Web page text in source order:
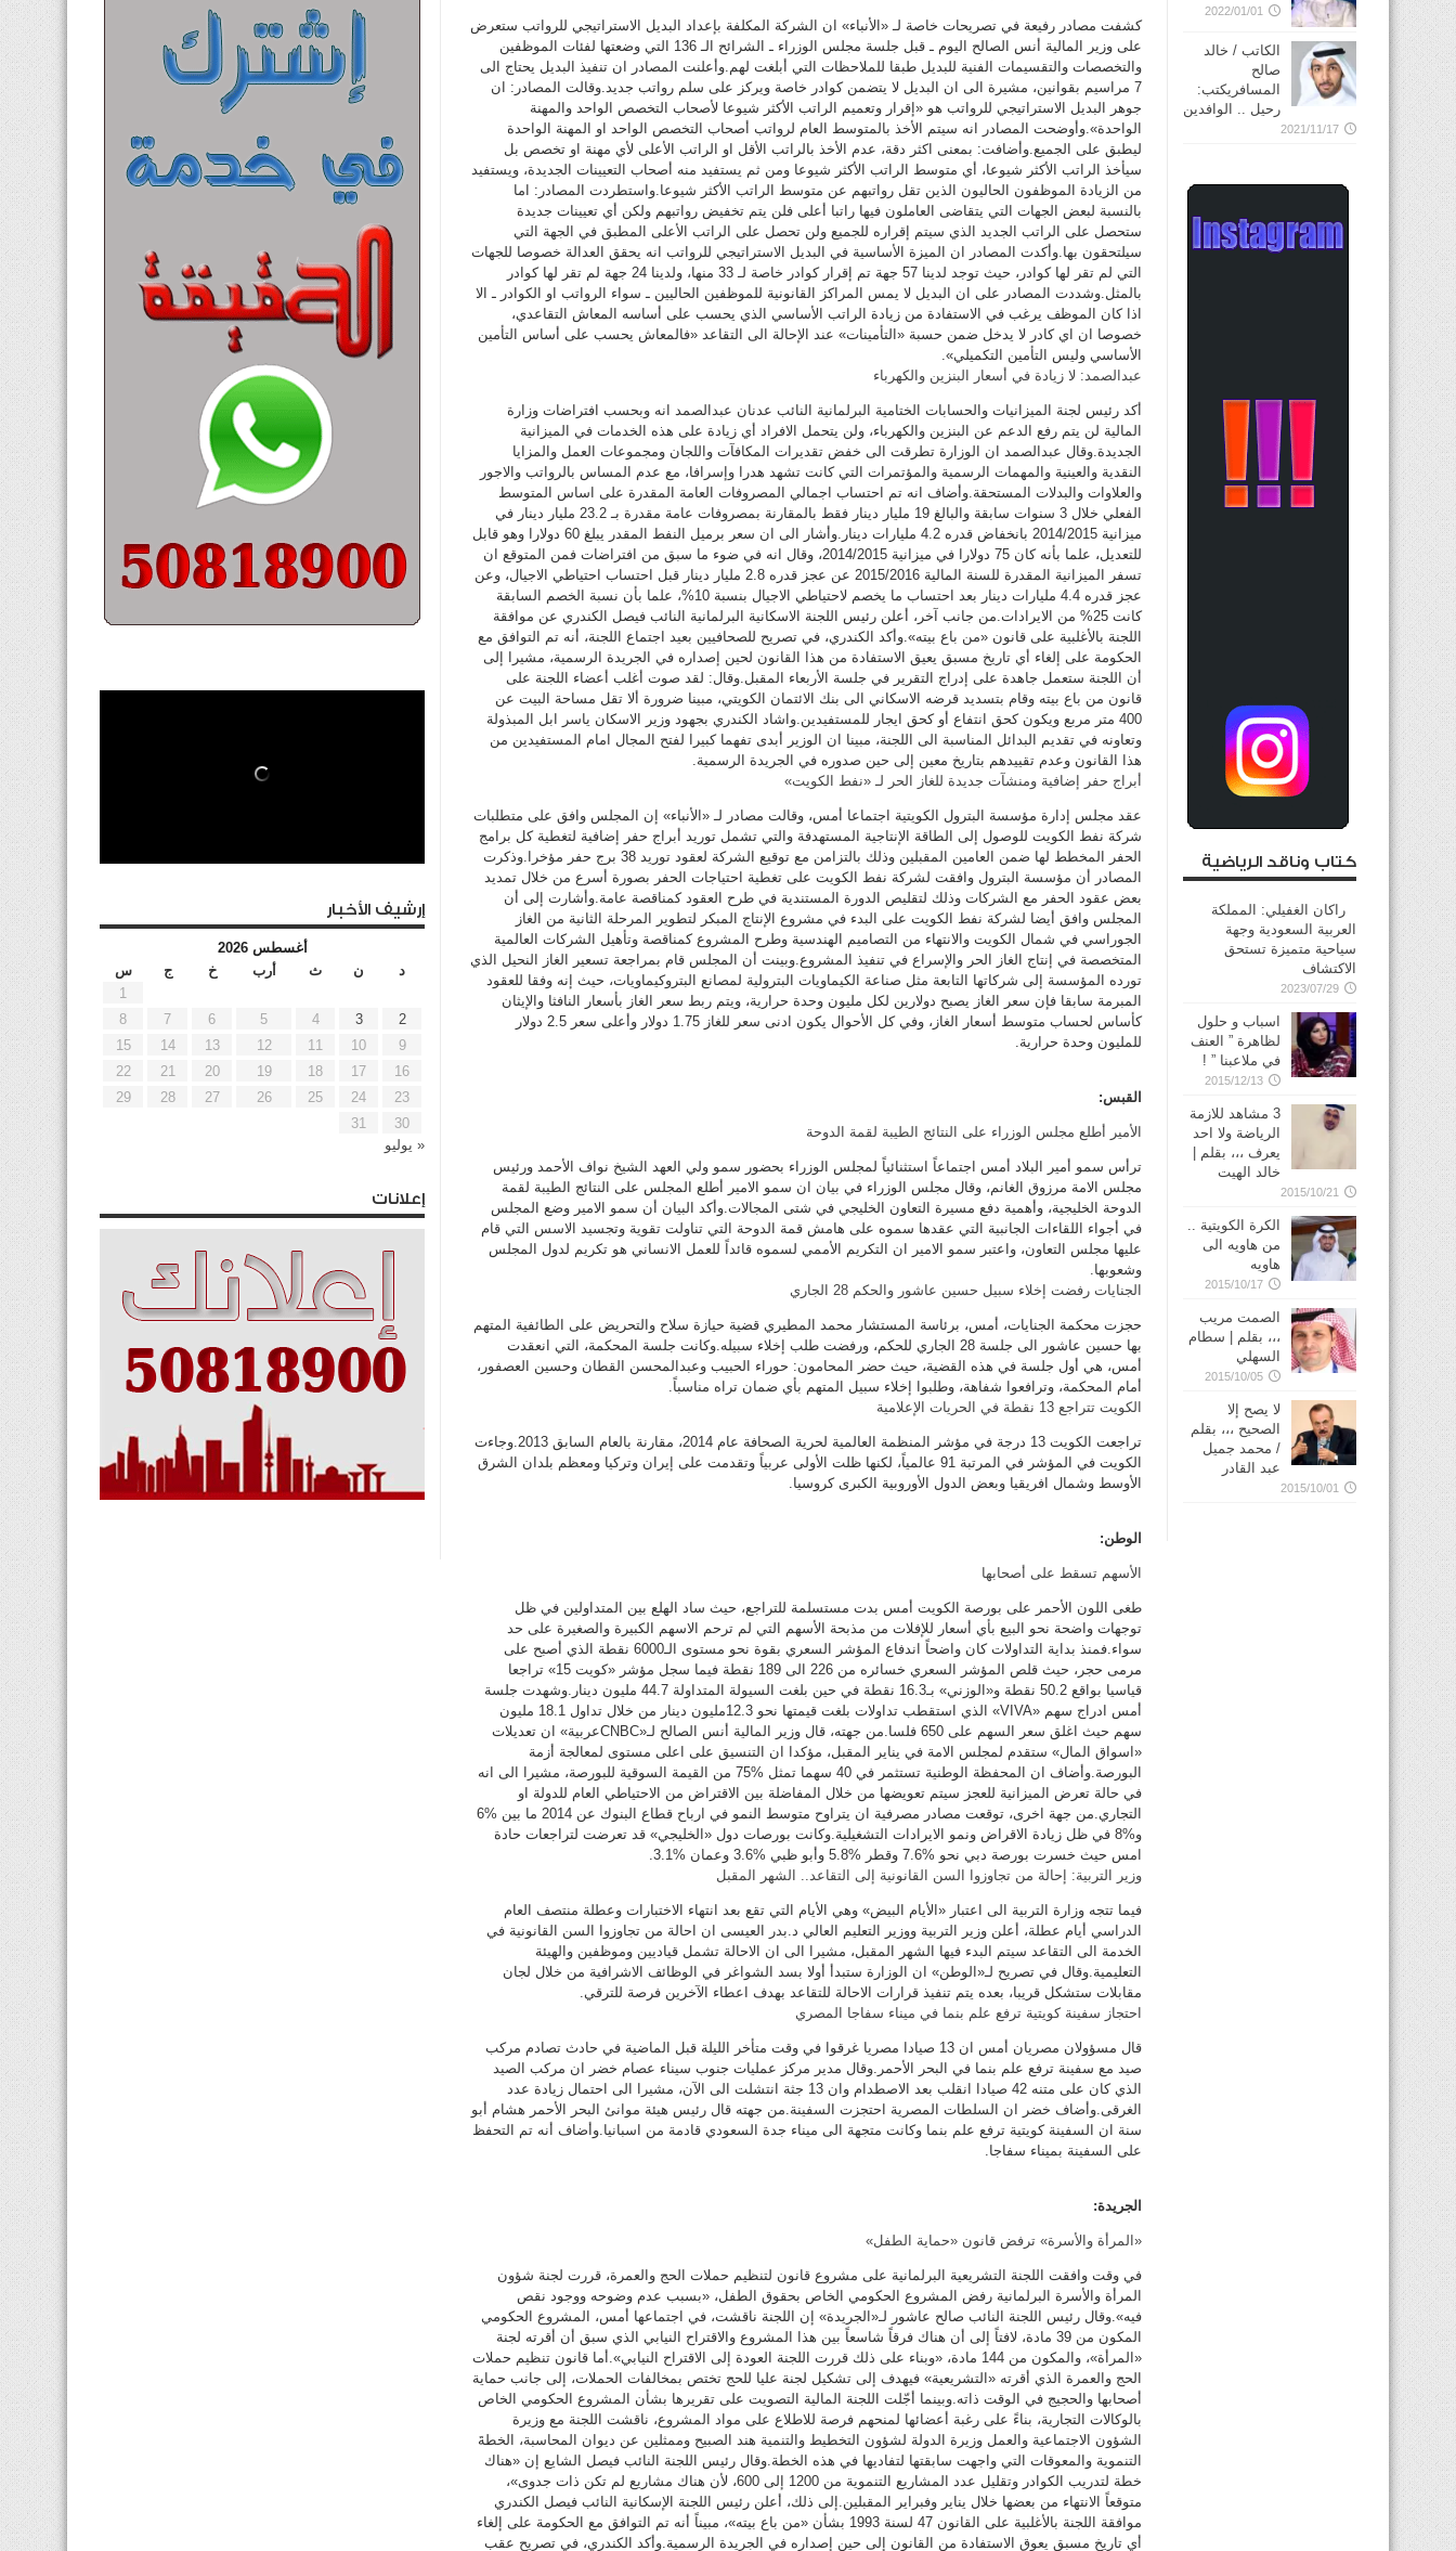
كشفت مصادر رفيعة في تصريحات خاصة لـ «الأنباء» ان الشركة المكلفة بإعداد البديل الاستراتيجي للرواتب ستعرض
على وزير المالية أنس الصالح اليوم ـ قبل جلسة مجلس الوزراء ـ الشرائح الـ 136 التي وضعتها لفئات الموظفين
والتخصصات والتقسيمات الفنية للبديل طبقا للملاحظات التي أبلغت لهم.وأعلنت المصادر ان تنفيذ البديل يحتاج الى
7 مراسيم بقوانين، مشيرة الى ان البديل لا يتضمن كوادر خاصة ويركز على سلم رواتب جديد.وقالت المصادر: ان
جوهر البديل الاستراتيجي للرواتب هو «إقرار وتعميم الراتب الأكثر شيوعا لأصحاب التخصص الواحد والمهنة
الواحدة».وأوضحت المصادر انه سيتم الأخذ بالمتوسط العام لرواتب أصحاب التخصص الواحد او المهنة الواحدة
ليطبق على الجميع.وأضافت: بمعنى اكثر دقة، عدم الأخذ بالراتب الأقل او الراتب الأعلى لأي مهنة او تخصص بل
سيأخذ الراتب الأكثر شيوعا، أي متوسط الراتب الأكثر شيوعا ومن ثم يستفيد منه أصحاب التعيينات الجديدة، ويستفيد
من الزيادة الموظفون الحاليون الذين تقل رواتبهم عن متوسط الراتب الأكثر شيوعا.واستطردت المصادر: اما
بالنسبة لبعض الجهات التي يتقاضى العاملون فيها راتبا أعلى فلن يتم تخفيض رواتبهم ولكن أي تعيينات جديدة
ستحصل على الراتب الجديد الذي سيتم إقراره للجميع ولن تحصل على الراتب الأعلى المطبق في الجهة التي
سيلتحقون بها.وأكدت المصادر ان الميزة الأساسية في البديل الاستراتيجي للرواتب انه يحقق العدالة خصوصا للجهات
التي لم تقر لها كوادر، حيث توجد لدينا 57 جهة تم إقرار كوادر خاصة لـ 33 منها، ولدينا 24 جهة لم تقر لها كوادر
بالمثل.وشددت المصادر على ان البديل لا يمس المراكز القانونية للموظفين الحاليين ـ سواء الرواتب او الكوادر ـ الا
اذا كان الموظف يرغب في الاستفادة من زيادة الراتب الأساسي الذي يحسب على أساسه المعاش التقاعدي،
خصوصا ان اي كادر لا يدخل ضمن حسبة «التأمينات» عند الإحالة الى التقاعد «فالمعاش يحسب على أساس التأمين
الأساسي وليس التأمين التكميلي».
عبدالصمد: لا زيادة في أسعار البنزين والكهرباء
أكد رئيس لجنة الميزانيات والحسابات الختامية البرلمانية النائب عدنان عبدالصمد انه وبحسب افتراضات وزارة
المالية لن يتم رفع الدعم عن البنزين والكهرباء، ولن يتحمل الافراد أي زيادة على هذه الخدمات في الميزانية
الجديدة.وقال عبدالصمد ان الوزارة تطرقت الى خفض تقديرات المكافآت واللجان ومجموعات العمل والمزايا
النقدية والعينية والمهمات الرسمية والمؤتمرات التي كانت تشهد هدرا وإسرافا، مع عدم المساس بالرواتب والاجور
والعلاوات والبدلات المستحقة.وأضاف انه تم احتساب اجمالي المصروفات العامة المقدرة على اساس المتوسط
الفعلي خلال 3 سنوات سابقة والبالغ 19 مليار دينار فقط بالمقارنة بمصروفات عامة مقدرة بـ 23.2 مليار دينار في
ميزانية 2014/2015 بانخفاض قدره 4.2 مليارات دينار.وأشار الى ان سعر برميل النفط المقدر يبلغ 60 دولارا وهو قابل
للتعديل، علما بأنه كان 75 دولارا في ميزانية 2014/2015، وقال انه في ضوء ما سبق من افتراضات فمن المتوقع ان
تسفر الميزانية المقدرة للسنة المالية 2015/2016 عن عجز قدره 2.8 مليار دينار قبل احتساب احتياطي الاجيال، وعن
عجز قدره 4.4 مليارات دينار بعد احتساب ما يخصم لاحتياطي الاجيال بنسبة 10%، علما بأن نسبة الخصم السابقة
كانت 25% من الايرادات.من جانب آخر، أعلن رئيس اللجنة الاسكانية البرلمانية النائب فيصل الكندري عن موافقة
اللجنة بالأغلبية على قانون «من باع بيته».وأكد الكندري، في تصريح للصحافيين بعيد اجتماع اللجنة، أنه تم التوافق مع
الحكومة على إلغاء أي تاريخ مسبق يعيق الاستفادة من هذا القانون لحين إصداره في الجريدة الرسمية، مشيرا إلى
أن اللجنة ستعمل جاهدة على إدراج التقرير في جلسة الأربعاء المقبل.وقال: لقد صوت أغلب أعضاء اللجنة على
قانون من باع بيته وقام بتسديد قرضه الاسكاني الى بنك الائتمان الكويتي، مبينا ضرورة ألا تقل مساحة البيت عن
400 متر مربع ويكون كحق انتفاع أو كحق ايجار للمستفيدين.واشاد الكندري بجهود وزير الاسكان ياسر ابل المبذولة
وتعاونه في تقديم البدائل المناسبة الى اللجنة، مبينا ان الوزير أبدى تفهما كبيرا لفتح المجال امام المستفيدين من
هذا القانون وعدم تقييدهم بتاريخ معين إلى حين صدوره في الجريدة الرسمية.
أبراج حفر إضافية ومنشآت جديدة للغاز الحر لـ «نفط الكويت»
عقد مجلس إدارة مؤسسة البترول الكويتية اجتماعا أمس، وقالت مصادر لـ «الأنباء» إن المجلس وافق على متطلبات
شركة نفط الكويت للوصول إلى الطاقة الإنتاجية المستهدفة والتي تشمل توريد أبراج حفر إضافية لتغطية كل برامج
الحفر المخطط لها ضمن العامين المقبلين وذلك بالتزامن مع توقيع الشركة لعقود توريد 38 برج حفر مؤخرا.وذكرت
المصادر أن مؤسسة البترول وافقت لشركة نفط الكويت على تغطية احتياجات الحفر بصورة أسرع من خلال تمديد
بعض عقود الحفر مع الشركات وذلك لتقليص الدورة المستندية في طرح العقود كمناقصة عامة.وأشارت إلى أن
المجلس وافق أيضا لشركة نفط الكويت على البدء في مشروع الإنتاج المبكر لتطوير المرحلة الثانية من الغاز
الجوراسي في شمال الكويت والانتهاء من التصاميم الهندسية وطرح المشروع كمناقصة وتأهيل الشركات العالمية
المتخصصة في إنتاج الغاز الحر والإسراع في تنفيذ المشروع.وبينت أن المجلس قام بمراجعة تسعير الغاز النحيل الذي
تورده المؤسسة إلى شركاتها التابعة مثل صناعة الكيماويات البترولية لمصانع البتروكيماويات، حيث إنه وفقا للعقود
المبرمة سابقا فإن سعر الغاز يصبح دولارين لكل مليون وحدة حرارية، ويتم ربط سعر الغاز بأسعار النافثا والإيثان
كأساس لحساب متوسط أسعار الغاز، وفي كل الأحوال يكون ادنى سعر للغاز 1.75 دولار وأعلى سعر 2.5 دولار
للمليون وحدة حرارية.
القبس:
الأمير أطلع مجلس الوزراء على النتائج الطيبة لقمة الدوحة
ترأس سمو أمير البلاد أمس اجتماعاً استثنائياً لمجلس الوزراء بحضور سمو ولي العهد الشيخ نواف الأحمد ورئيس
مجلس الامة مرزوق الغانم، وقال مجلس الوزراء في بيان ان سمو الامير أطلع المجلس على النتائج الطيبة لقمة
الدوحة الخليجية، وأهمية دفع مسيرة التعاون الخليجي في شتى المجالات.وأكد البيان أن سمو الامير وضع المجلس
في أجواء اللقاءات الجانبية التي عقدها سموه على هامش قمة الدوحة التي تناولت تقوية وتجسيد الاسس التي قام
عليها مجلس التعاون، واعتبر سمو الامير ان التكريم الأممي لسموه قائداً للعمل الانساني هو تكريم لدول المجلس
وشعوبها.
الجنايات رفضت إخلاء سبيل حسين عاشور والحكم 28 الجاري
حجزت محكمة الجنايات، أمس، برئاسة المستشار محمد المطيري قضية حيازة سلاح والتحريض على الطائفية المتهم
بها حسين عاشور الى جلسة 28 الجاري للحكم، ورفضت طلب إخلاء سبيله.وكانت جلسة المحكمة، التي انعقدت
أمس، هي أول جلسة في هذه القضية، حيث حضر المحامون: حوراء الحبيب وعبدالمحسن القطان وحسين العصفور،
أمام المحكمة، وترافعوا شفاهة، وطلبوا إخلاء سبيل المتهم بأي ضمان تراه مناسباً.
الكويت تتراجع 13 نقطة في الحريات الإعلامية
تراجعت الكويت 13 درجة في مؤشر المنظمة العالمية لحرية الصحافة عام 2014، مقارنة بالعام السابق 2013.وجاءت
الكويت في المؤشر في المرتبة 91 عالمياً، لكنها ظلت الأولى عربياً وتقدمت على إيران وتركيا ومعظم بلدان الشرق
الأوسط وشمال افريقيا وبعض الدول الأوروبية الكبرى كروسيا.
الوطن:
الأسهم تسقط على أصحابها
طغى اللون الأحمر على بورصة الكويت أمس بدت مستسلمة للتراجع، حيث ساد الهلع بين المتداولين في ظل
توجهات واضحة نحو البيع بأي أسعار للإفلات من مذبحة الأسهم التي لم ترحم الاسهم الكبيرة والصغيرة على حد
سواء.فمنذ بداية التداولات كان واضحاً اندفاع المؤشر السعري بقوة نحو مستوى الـ6000 نقطة الذي أصبح على
مرمى حجر، حيث قلص المؤشر السعري خسائره من 226 الى 189 نقطة فيما سجل مؤشر «كويت 15» تراجعا
قياسيا بواقع 50.2 نقطة و«الوزني» بـ16.3 نقطة في حين بلغت السيولة المتداولة 44.7 مليون دينار.وشهدت جلسة
أمس ادراج سهم «VIVA» الذي استقطب تداولات بلغت قيمتها نحو 12.3مليون دينار من خلال تداول 18.1 مليون
سهم حيث اغلق سعر السهم على 650 فلسا.من جهته، قال وزير المالية أنس الصالح لـ«CNBCعربية» ان تعديلات
«اسواق المال» ستقدم لمجلس الامة في يناير المقبل، مؤكدا ان التنسيق على اعلى مستوى لمعالجة أزمة
البورصة.وأضاف ان المحفظة الوطنية تستثمر في 40 سهما تمثل %75 من القيمة السوقية للبورصة، مشيرا الى انه
في حالة تعرض الميزانية للعجز سيتم تعويضها من خلال المفاضلة بين الاقتراض من الاحتياطي العام للدولة او
التجاري.من جهة اخرى، توقعت مصادر مصرفية ان يتراوح متوسط النمو في ارباح قطاع البنوك عن 2014 ما بين %6
و%8 في ظل زيادة الاقراض ونمو الايرادات التشغيلية.وكانت بورصات دول «الخليجي» قد تعرضت لتراجعات حادة
امس حيث خسرت بورصة دبي نحو %7.6 وقطر %5.8 وأبو ظبي %3.6 وعمان %3.1.
وزير التربية: إحالة من تجاوزوا السن القانونية إلى التقاعد.. الشهر المقبل
فيما تتجه وزارة التربية الى اعتبار «الأيام البيض» وهي الأيام التي تقع بعد انتهاء الاختبارات وعطلة منتصف العام
الدراسي أيام عطلة، أعلن وزير التربية ووزير التعليم العالي د.بدر العيسى ان احالة من تجاوزوا السن القانونية في
الخدمة الى التقاعد سيتم البدء فيها الشهر المقبل، مشيرا الى ان الاحالة تشمل قياديين وموظفين والهيئة
التعليمية.وقال في تصريح لـ«الوطن» ان الوزارة ستبدأ أولا بسد الشواغر في الوظائف الاشرافية من خلال لجان
مقابلات ستشكل قريبا، بعده يتم تنفيذ قرارات الاحالة للتقاعد بهدف اعطاء الآخرين فرصة للترقي.
احتجاز سفينة كويتية ترفع علم بنما في ميناء سفاجا المصري
قال مسؤولان مصريان أمس ان 13 صيادا مصريا غرقوا في وقت متأخر الليلة قبل الماضية في حادث تصادم مركب
صيد مع سفينة ترفع علم بنما في البحر الأحمر.وقال مدير مركز عمليات جنوب سيناء عصام خضر ان مركب الصيد
الذي كان على متنه 42 صيادا انقلب بعد الاصطدام وان 13 جثة انتشلت الى الآن، مشيرا الى احتمال زيادة عدد
الغرقى.وأضاف خضر ان السلطات المصرية احتجزت السفينة.من جهته قال رئيس هيئة موانئ البحر الأحمر هشام أبو
سنة ان السفينة كويتية ترفع علم بنما وكانت متجهة الى ميناء جدة السعودي قادمة من اسبانيا.وأضاف أنه تم التحفظ
على السفينة بميناء سفاجا.
الجريدة:
«المرأة والأسرة» ترفض قانون «حماية الطفل»
في وقت وافقت اللجنة التشريعية البرلمانية على مشروع قانون لتنظيم حملات الحج والعمرة، قررت لجنة شؤون
المرأة والأسرة البرلمانية رفض المشروع الحكومي الخاص بحقوق الطفل، «بسبب عدم وضوحه ووجود نقص
فيه».وقال رئيس اللجنة النائب صالح عاشور لـ«الجريدة» إن اللجنة ناقشت، في اجتماعها أمس، المشروع الحكومي
المكون من 39 مادة، لافتاً إلى أن هناك فرقاً شاسعاً بين هذا المشروع والاقتراح النيابي الذي سبق أن أقرته لجنة
«المرأة»، والمكون من 144 مادة، «وبناء على ذلك قررت اللجنة العودة إلى الاقتراح النيابي».أما قانون تنظيم حملات
الحج والعمرة الذي أقرته «التشريعية» فيهدف إلى تشكيل لجنة عليا للحج تختص بمخالفات الحملات، إلى جانب حماية
أصحابها والحجيج في الوقت ذاته.وبينما أجّلت اللجنة المالية التصويت على تقريرها بشأن المشروع الحكومي الخاص
بالوكالات التجارية، بناءً على رغبة أعضائها لمنحهم فرصة للاطلاع على مواد المشروع، ناقشت اللجنة مع وزيرة
الشؤون الاجتماعية والعمل وزيرة الدولة لشؤون التخطيط والتنمية هند الصبيح وممثلين عن ديوان المحاسبة، الخطةَ
التنموية والمعوقات التي واجهت سابقتها لتفاديها في هذه الخطة.وقال رئيس اللجنة النائب فيصل الشايع إن «هناك
خطة لتدريب الكوادر وتقليل عدد المشاريع التنموية من 1200 إلى 600، لأن هناك مشاريع لم تكن ذات جدوى»،
متوقعاً الانتهاء من بعضها خلال يناير وفبراير المقبلين.إلى ذلك، أعلن رئيس اللجنة الإسكانية النائب فيصل الكندري
موافقة اللجنة بالأغلبية على القانون 47 لسنة 1993 بشأن «من باع بيته»، مبيناً أنه تم التوافق مع الحكومة على إلغاء
أي تاريخ مسبق يعوق الاستفادة من القانون إلى حين إصداره في الجريدة الرسمية.وأكد الكندري، في تصريح عقب
2022/01/01
الكاتب / خالد
صالح
المسافريكتب:
رحيل .. الوافدين
2021/11/17
كتاب وناقد الرياضية
راكان الغفيلي: المملكة
العربية السعودية وجهة
سياحية متميزة تستحق
الاكتشاف
2023/07/29
اسباب و حلول
لظاهرة ” العنف
في ملاعبنا ” !
2015/12/13
3 مشاهد للازمة
الرياضة ولا احد
يعرف ،،، بقلم |
خالد الهيت
2015/10/21
الكرة الكويتية ..
من هاويه الى
هاويه
2015/10/17
الصمت مريب
،،، بقلم | سطام
السهلي
2015/10/05
لا يصح إلا
الصحيح ،،، بقلم
/ محمد جميل
عبد القادر
2015/10/01
إرشيف الأخبار
أغسطس 2026
د
ن ث أرب خ ج
س
1
2
3
4
5
6
7
8
9
10
11
12
13
14
15
16
17
18
19
20
21
22
23
24
25
26
27
28
29
30
31
« يوليو
إعلانات